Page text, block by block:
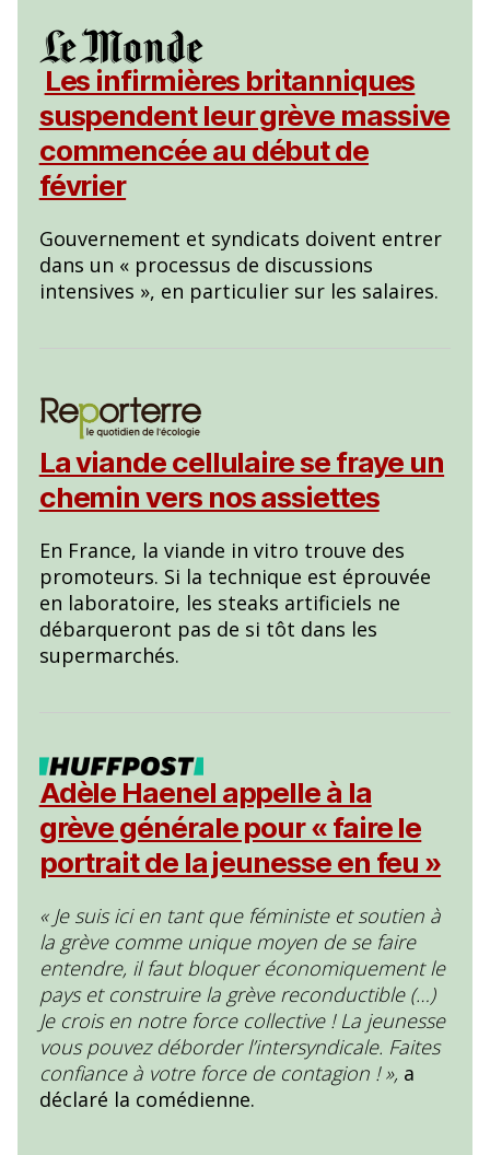
Les infirmières britanniques
suspendent leur grève massive
commencée au début de
février
Gouvernement et syndicats doivent entrer
dans un « processus de discussions
intensives », en particulier sur les salaires.
La viande cellulaire se fraye un
chemin vers nos assiettes
En France, la viande in vitro trouve des
promoteurs. Si la technique est éprouvée
en laboratoire, les steaks artificiels ne
débarqueront pas de si tôt dans les
supermarchés.
Adèle Haenel appelle à la
grève générale pour « faire le
portrait de la jeunesse en feu »
« Je suis ici en tant que féministe et soutien à
la grève comme unique moyen de se faire
entendre, il faut bloquer économiquement le
pays et construire la grève reconductible (…)
Je crois en notre force collective ! La jeunesse
vous pouvez déborder l’intersyndicale. Faites
confiance à votre force de contagion ! », a
déclaré la comédienne.